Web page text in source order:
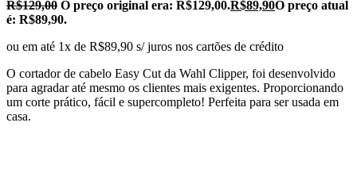
R$129,00 O preço original era: R$129,00.R$89,90O preço atual
é: R$89,90.
ou em até 1x de R$89,90 s/ juros nos cartões de crédito
O cortador de cabelo Easy Cut da Wahl Clipper, foi desenvolvido
para agradar até mesmo os clientes mais exigentes. Proporcionando
um corte prático, fácil e supercompleto! Perfeita para ser usada em
casa.